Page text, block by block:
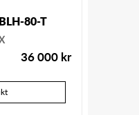
80-T
36 000 kr